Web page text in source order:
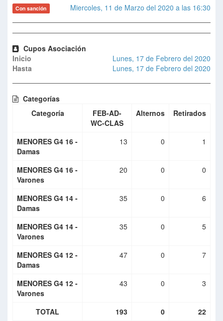
Con sanción Miercoles, 11 de Marzo del 2020 a las 16:30
Cupos Asociación
Inicio
Lunes, 17 de Febrero del 2020
Hasta
Lunes, 17 de Febrero del 2020
Categorías
Categoría
FEB-AD-
WC-CLAS
Alternos Retirados
MENORES G4 16 -
Damas
13 0 1
MENORES G4 16 -
Varones
20 0 0
MENORES G4 14 -
Damas
35 0 6
MENORES G4 14 -
Varones
35 0 5
MENORES G4 12 -
Damas
47 0 7
MENORES G4 12 -
Varones
43 0 3
TOTAL 193 0 22